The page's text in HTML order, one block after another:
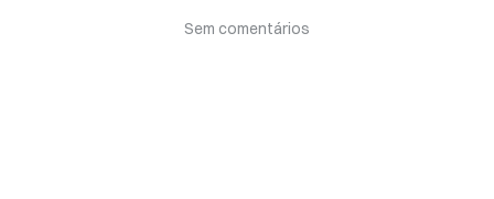
Sem comentários